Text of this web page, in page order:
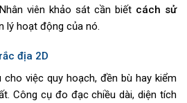
viên khảo sát cần biết cách sử
lý hoạt động của nó.
địa 2D
việc quy hoạch, đền bù hay kiểm
Công cụ đo đạc chiều dài, diện tích